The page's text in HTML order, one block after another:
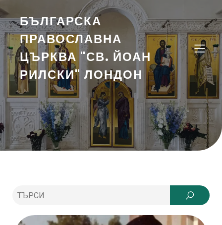
БЪЛГАРСКА
ПРАВОСЛАВНА
ЦЪРКВА "СВ. ЙОАН
РИЛСКИ" ЛОНДОН